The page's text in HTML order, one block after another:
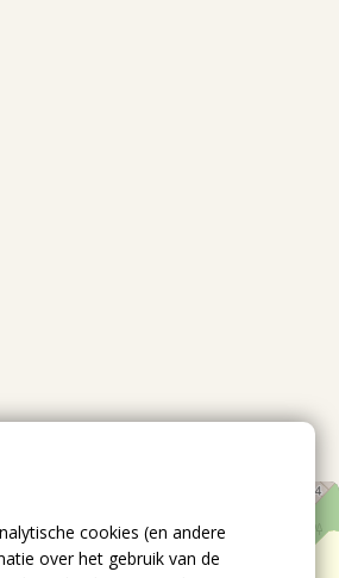
cookies (en andere
over het gebruik van de